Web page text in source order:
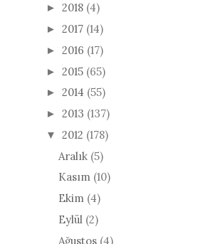
► 2018 (4)
► 2017 (14)
► 2016 (17)
► 2015 (65)
► 2014 (55)
► 2013 (137)
▼ 2012 (178)
Aralık (5)
Kasım (10)
Ekim (4)
Eylül (2)
Ağustos (4)